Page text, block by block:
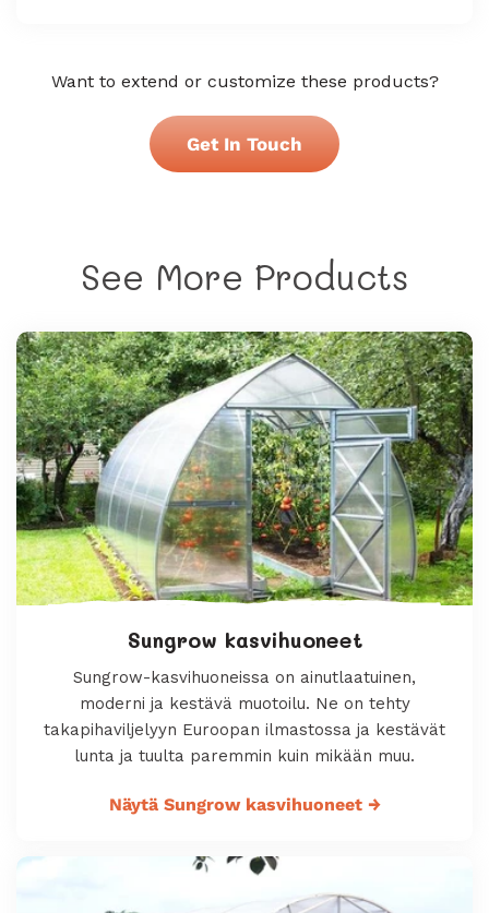
Want to extend or customize these products?
Get In Touch
See More Products
Sungrow kasvihuoneet
Sungrow-kasvihuoneissa on ainutlaatuinen,
moderni ja kestävä muotoilu. Ne on tehty
takapihaviljelyyn Euroopan ilmastossa ja kestävät
lunta ja tuulta paremmin kuin mikään muu.
Näytä Sungrow kasvihuoneet →